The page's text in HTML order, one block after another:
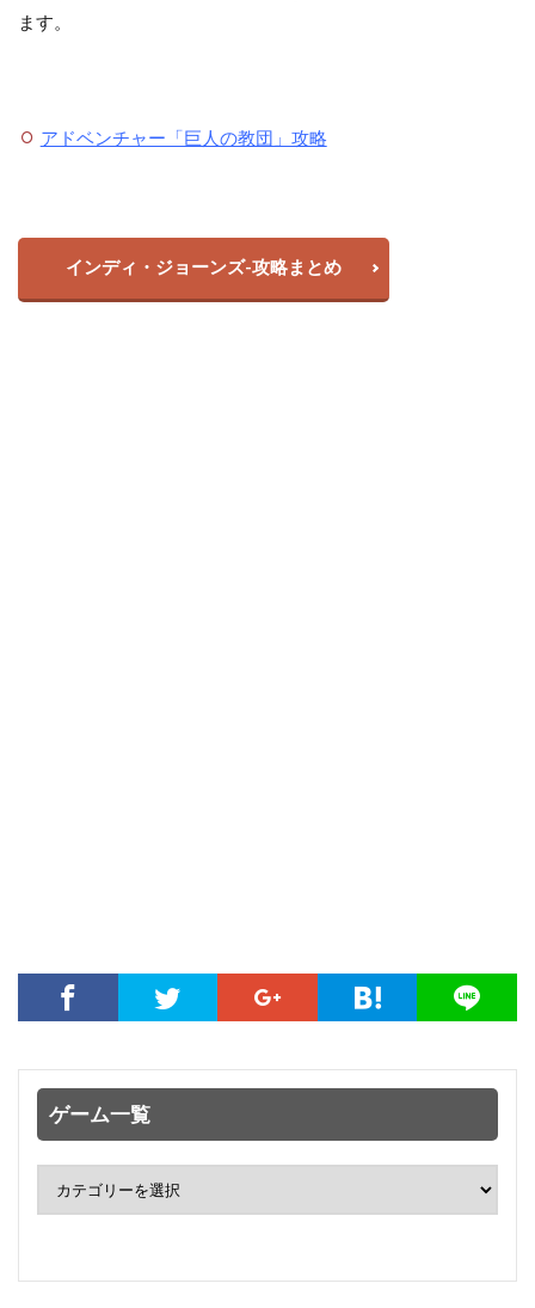
ます。
アドベンチャー「巨人の教団」攻略
インディ・ジョーンズ-攻略まとめ
ゲーム一覧